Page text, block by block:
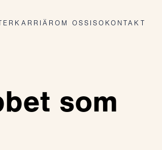
KARRIÄR OM OSS ISO KONTAKT
som